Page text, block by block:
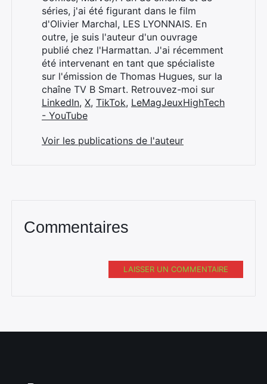
séries, j'ai été figurant dans le film
d'Olivier Marchal, LES LYONNAIS. En
outre, je suis l'auteur d'un ouvrage
publié chez l'Harmattan. J'ai récemment
été intervenant en tant que spécialiste
sur l'émission de Thomas Hugues, sur la
chaîne TV B Smart. Retrouvez-moi sur
LinkedIn, X, TikTok, LeMagJeuxHighTech
- YouTube
Voir les publications de l'auteur
Commentaires
LAISSER UN COMMENTAIRE